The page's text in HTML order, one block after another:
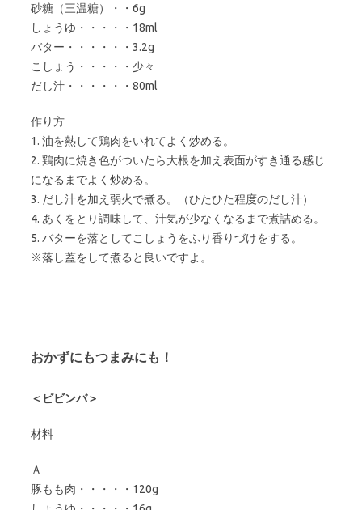
砂糖（三温糖）・・6g
しょうゆ・・・・・18ml
バター・・・・・・3.2g
こしょう・・・・・少々
だし汁・・・・・・80ml
作り方
1. 油を熱して鶏肉をいれてよく炒める。
2. 鶏肉に焼き色がついたら大根を加え表面がすき通る感じ
になるまでよく炒める。
3. だし汁を加え弱火で煮る。（ひたひた程度のだし汁）
4. あくをとり調味して、汁気が少なくなるまで煮詰める。
5. バターを落としてこしょうをふり香りづけをする。
※落し蓋をして煮ると良いですよ。
おかずにもつまみにも！
＜ビビンバ＞
材料
Ａ
豚もも肉・・・・・120g